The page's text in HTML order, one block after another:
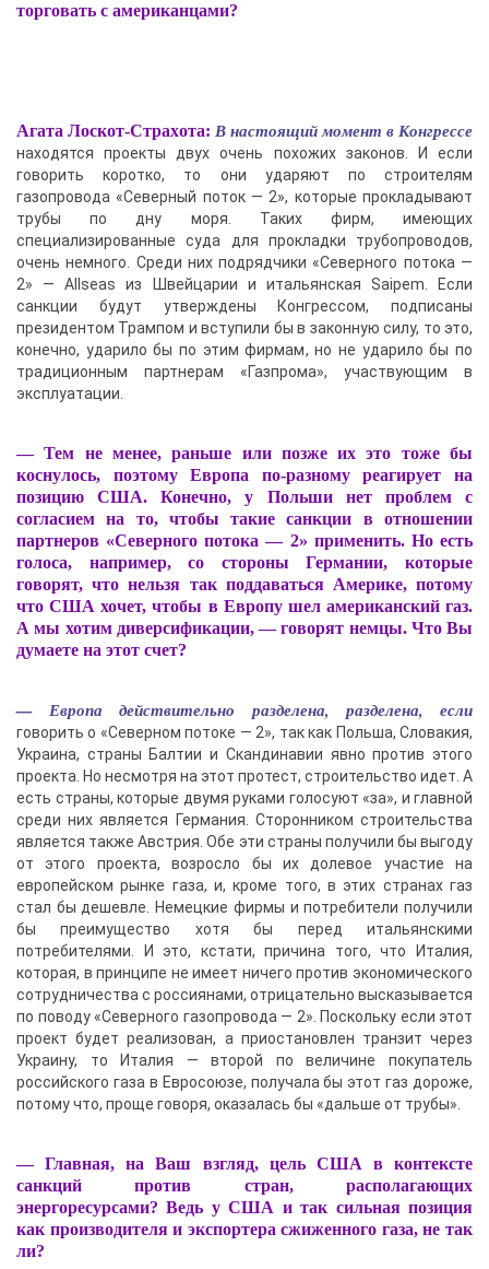
торговать с американцами?
Агата Лоскот-Страхота: В настоящий момент в Конгрессе
находятся проекты двух очень похожих законов. И если
говорить коротко, то они ударяют по строителям
газопровода «Северный поток — 2», которые прокладывают
трубы по дну моря. Таких фирм, имеющих
специализированные суда для прокладки трубопроводов,
очень немного. Среди них подрядчики «Северного потока —
2» — Allseas из Швейцарии и итальянская Saipem. Если
санкции будут утверждены Конгрессом, подписаны
президентом Трампом и вступили бы в законную силу, то это,
конечно, ударило бы по этим фирмам, но не ударило бы по
традиционным партнерам «Газпрома», участвующим в
эксплуатации.
— Тем не менее, раньше или позже их это тоже бы
коснулось, поэтому Европа по-разному реагирует на
позицию США. Конечно, у Польши нет проблем с
согласием на то, чтобы такие санкции в отношении
партнеров «Северного потока — 2» применить. Но есть
голоса, например, со стороны Германии, которые
говорят, что нельзя так поддаваться Америке, потому
что США хочет, чтобы в Европу шел американский газ.
А мы хотим диверсификации, — говорят немцы. Что Вы
думаете на этот счет?
— Европа действительно разделена, разделена, если
говорить о «Северном потоке — 2», так как Польша, Словакия,
Украина, страны Балтии и Скандинавии явно против этого
проекта. Но несмотря на этот протест, строительство идет. А
есть страны, которые двумя руками голосуют «за», и главной
среди них является Германия. Сторонником строительства
является также Австрия. Обе эти страны получили бы выгоду
от этого проекта, возросло бы их долевое участие на
европейском рынке газа, и, кроме того, в этих странах газ
стал бы дешевле. Немецкие фирмы и потребители получили
бы преимущество хотя бы перед итальянскими
потребителями. И это, кстати, причина того, что Италия,
которая, в принципе не имеет ничего против экономического
сотрудничества с россиянами, отрицательно высказывается
по поводу «Северного газопровода — 2». Поскольку если этот
проект будет реализован, а приостановлен транзит через
Украину, то Италия — второй по величине покупатель
российского газа в Евросоюзе, получала бы этот газ дороже,
потому что, проще говоря, оказалась бы «дальше от трубы».
— Главная, на Ваш взгляд, цель США в контексте
санкций против стран, располагающих
энергоресурсами? Ведь у США и так сильная позиция
как производителя и экспортера сжиженного газа, не так
ли?